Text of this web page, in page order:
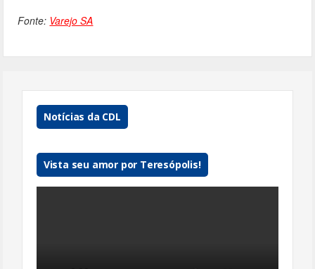
Fonte: Varejo SA
Notícias da CDL
Vista seu amor por Teresópolis!